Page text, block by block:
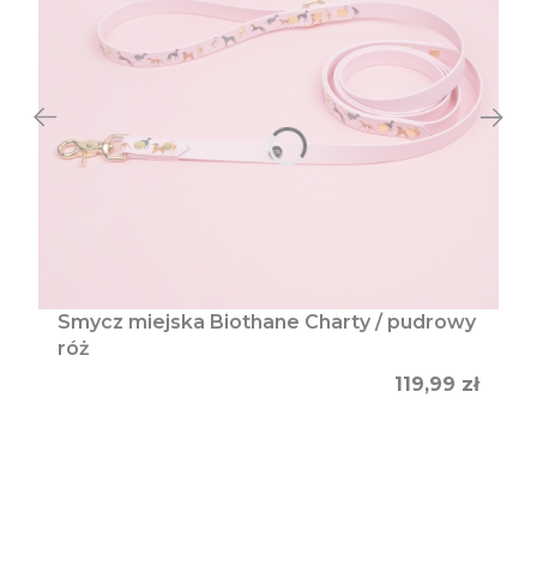
Smycz miejska Biothane Charty / pudrowy
róż
Cena
119,99 zł